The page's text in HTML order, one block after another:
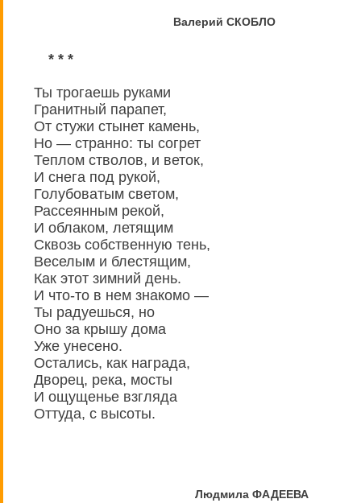
Валерий СКОБЛО
* * *
Ты трогаешь руками
Гранитный парапет,
От стужи стынет камень,
Но — странно: ты согрет
Теплом стволов, и веток,
И снега под рукой,
Голубоватым светом,
Рассеянным рекой,
И облаком, летящим
Сквозь собственную тень,
Веселым и блестящим,
Как этот зимний день.
И что-то в нем знакомо —
Ты радуешься, но
Оно за крышу дома
Уже унесено.
Остались, как награда,
Дворец, река, мосты
И ощущенье взгляда
Оттуда, с высоты.
Людмила ФАДЕЕВА